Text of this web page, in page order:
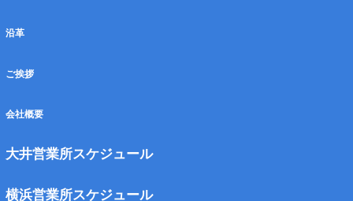
沿革
ご挨拶
会社概要
大井営業所スケジュール
横浜営業所スケジュール